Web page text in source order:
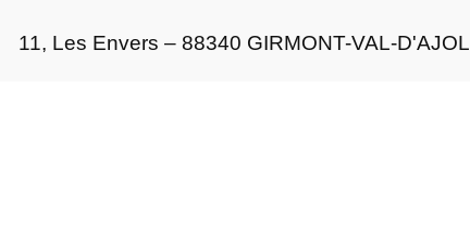
11, Les Envers – 88340 GIRMONT-VAL-D'AJOL